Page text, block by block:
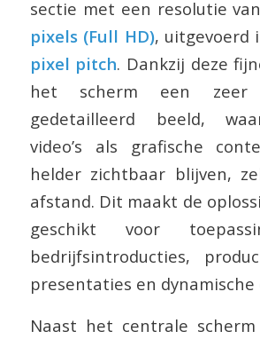
sectie met een resolutie van
pixels (Full HD), uitgevoerd
pixel pitch. Dankzij deze
het scherm een zeer
gedetailleerd beeld,
video’s als grafische
helder zichtbaar blijven,
afstand. Dit maakt de
geschikt voor
bedrijfsintroducties,
presentaties en
Naast het centrale